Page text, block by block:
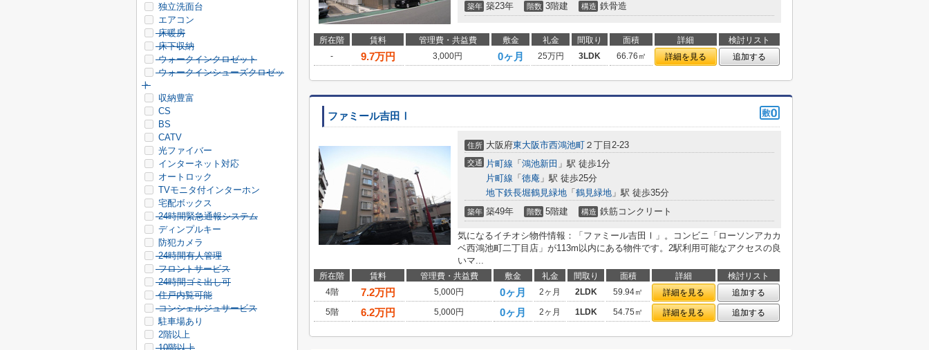
築年 築23年 階数 3階建 構造 鉄骨造
所在階 賃料 管理費・共益費 敷金 礼金 間取り 面積 詳細
検討リスト
-
9.7万円 3,000円 0ヶ月 25万円 3LDK 66.76㎡ 詳細を見る 追加する
ファミール吉田Ⅰ
住所 大阪府東大阪市西鴻池町 ２丁目2-23
交通 片町線 「 鴻池新田 」駅 徒歩1分
片町線 「 徳庵 」駅 徒歩25分
地下鉄長堀鶴見緑地 「 鶴見緑地 」駅 徒歩35分
築年 築49年 階数 5階建 構造 鉄筋コンクリート
気になるイチオシ物件情報：「ファミール吉田Ⅰ」。コンビニ「ローソンアカカ
ベ西鴻池町二丁目店」が113m以内にある物件です。2駅利用可能なアクセスの良
いマ...
所在階 賃料 管理費・共益費 敷金 礼金 間取り 面積 詳細
検討リスト
4階
7.2万円 5,000円 0ヶ月 2ヶ月 2LDK 59.94㎡ 詳細を見る
追加する
5階
6.2万円 5,000円 0ヶ月 2ヶ月 1LDK 54.75㎡ 詳細を見る 追加する
独立洗面台
エアコン
床暖房
床下収納
ウォークインクロゼット
ウォークインシューズクロゼッ
ト
収納豊富
CS
BS
CATV
光ファイバー
インターネット対応
オートロック
TVモニタ付インターホン
宅配ボックス
24時間緊急通報システム
ディンプルキー
防犯カメラ
24時間有人管理
フロントサービス
24時間ゴミ出し可
住戸内覧可能
コンシェルジュサービス
駐車場あり
2階以上
10階以上